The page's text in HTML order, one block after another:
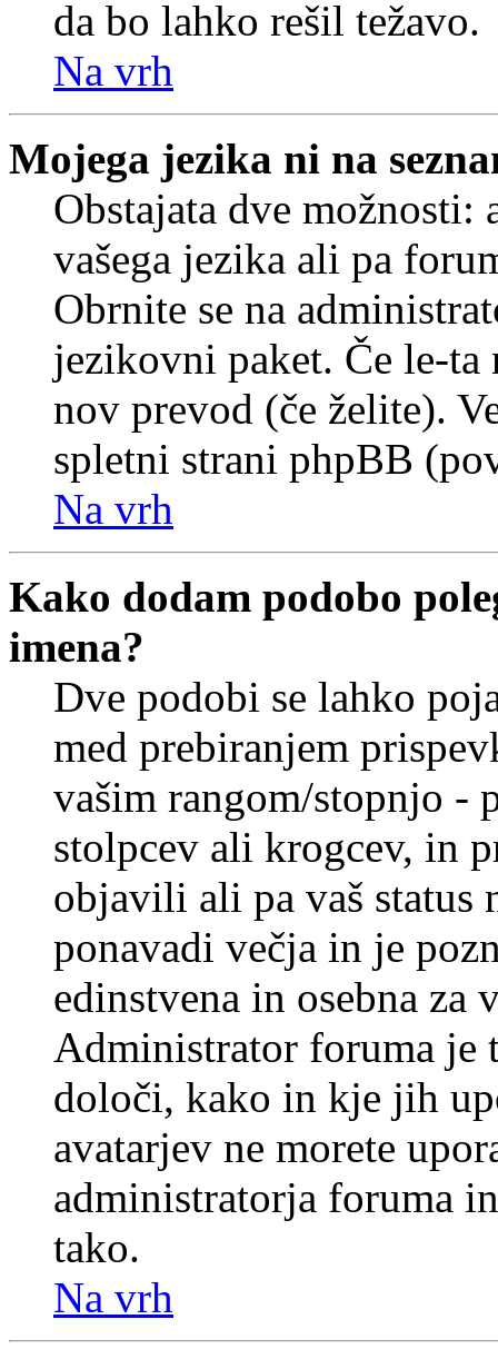
da bo lahko rešil težavo.
Na vrh
Mojega jezika ni na
Obstajata dve
vašega jezika ali pa
Obrnite se na
jezikovni paket. Če le-ta
nov prevod (če želite).
spletni strani phpBB
Na vrh
Kako dodam podobo
imena?
Dve podobi se lahko
med prebiranjem
vašim rangom/stopnjo -
stolpcev ali krogcev, in
objavili ali pa vaš status
ponavadi večja in je
edinstvena in osebna za
Administrator foruma je
določi, kako in kje jih
avatarjev ne morete
administratorja foruma
tako.
Na vrh